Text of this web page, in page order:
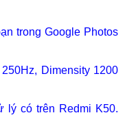
trong Google Photos
Dimensity 1200
lý có trên Redmi K50.